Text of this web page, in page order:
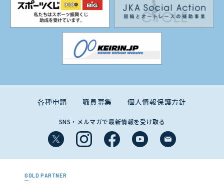
各種申請 職員募集 個人情報保護方針
SNS・メルマガで最新情報を受け取る
GOLD PARTNER